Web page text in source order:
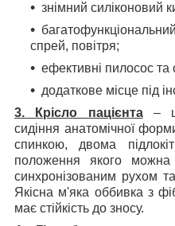
знімний силіконовий
спрей, повітря;
ефективні пилосос та
додаткове місце під
3. Крісло пацієнта–
сидіння анатомічної
спинкою, двома
положення якого можна
синхронізованим рухом
Якісна м'яка оббивка з
має стійкість до зносу.